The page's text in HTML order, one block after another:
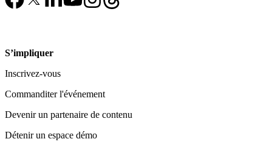
S’impliquer
Inscrivez-vous
Commanditer l'événement
Devenir un partenaire de contenu
Détenir un espace démo